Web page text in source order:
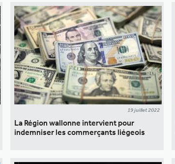
19 juillet 2022
La Région wallonne intervient pour
indemniser les commerçants liégeois